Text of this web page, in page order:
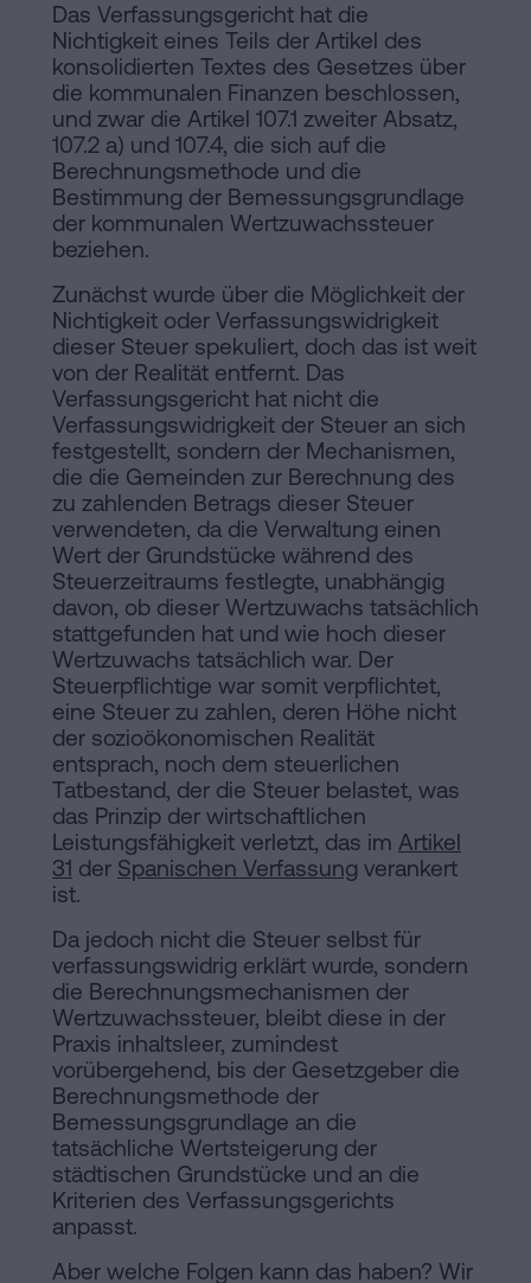
Links
von
Interesse
Redaktioneller
Inhaltsprozess
Personalizar
cookies
Folgen
Sie
uns
den
sozialen
Netzwerken
Kontaktieren
Das Verfassungsgericht hat die
Nichtigkeit eines Teils der Artikel des
konsolidierten Textes des Gesetzes über
die kommunalen Finanzen beschlossen,
und zwar die Artikel 107.1 zweiter Absatz,
107.2 a) und 107.4, die sich auf die
Berechnungsmethode und die
Bestimmung der Bemessungsgrundlage
der kommunalen Wertzuwachssteuer
beziehen.
Zunächst wurde über die Möglichkeit der
Nichtigkeit oder Verfassungswidrigkeit
dieser Steuer spekuliert, doch das ist weit
von der Realität entfernt. Das
Verfassungsgericht hat nicht die
Verfassungswidrigkeit der Steuer an sich
festgestellt, sondern der Mechanismen,
die die Gemeinden zur Berechnung des
zu zahlenden Betrags dieser Steuer
verwendeten, da die Verwaltung einen
Wert der Grundstücke während des
Steuerzeitraums festlegte, unabhängig
davon, ob dieser Wertzuwachs tatsächlich
stattgefunden hat und wie hoch dieser
Wertzuwachs tatsächlich war. Der
Steuerpflichtige war somit verpflichtet,
eine Steuer zu zahlen, deren Höhe nicht
der sozioökonomischen Realität
entsprach, noch dem steuerlichen
Tatbestand, der die Steuer belastet, was
das Prinzip der wirtschaftlichen
Leistungsfähigkeit verletzt, das im Artikel
31 der Spanischen Verfassung verankert
ist.
Da jedoch nicht die Steuer selbst für
verfassungswidrig erklärt wurde, sondern
die Berechnungsmechanismen der
Wertzuwachssteuer, bleibt diese in der
Praxis inhaltsleer, zumindest
vorübergehend, bis der Gesetzgeber die
Berechnungsmethode der
Bemessungsgrundlage an die
tatsächliche Wertsteigerung der
städtischen Grundstücke und an die
Kriterien des Verfassungsgerichts
anpasst.
Aber welche Folgen kann das haben? Wir